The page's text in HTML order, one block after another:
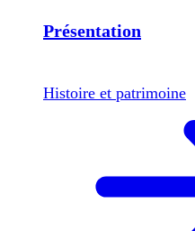
Présentation
Histoire et patrimoine